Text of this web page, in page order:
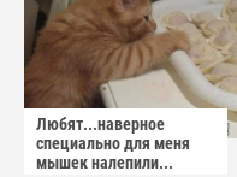
Любят...наверное
специально для меня
мышек налепили...